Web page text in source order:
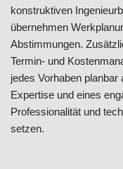
konstruktiven
übernehmen
Abstimmungen.
Termin- und
jedes Vorhaben
Expertise und eines
Professionalität und
setzen.